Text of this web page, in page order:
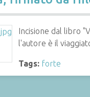
Incisione dal libro
l'autore è il
Tags: forte